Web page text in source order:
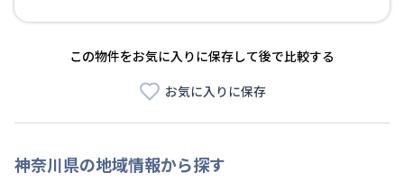
この物件をお気に入りに保存して後で比較する
お気に入りに保存
神奈川県の地域情報から探す